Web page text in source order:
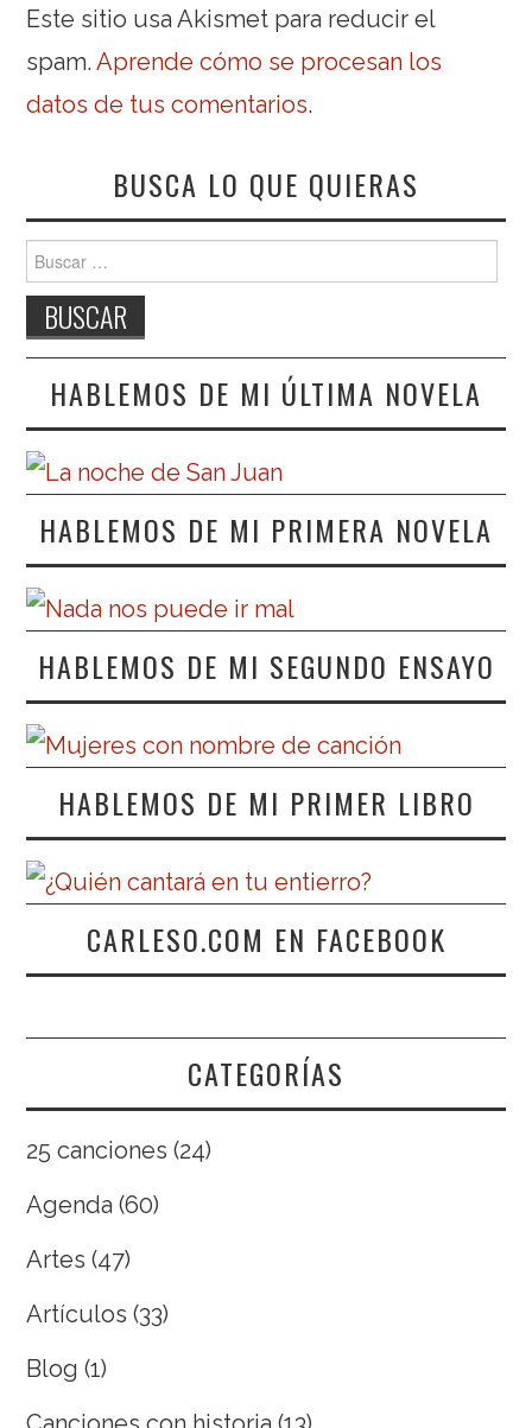
Este sitio usa Akismet para reducir el
spam.Aprende cómo se procesan los
datos de tus comentarios.
BUSCA LO QUE QUIERAS
Buscar:
HABLEMOS DE MI ÚLTIMA NOVELA
HABLEMOS DE MI PRIMERA NOVELA
HABLEMOS DE MI SEGUNDO ENSAYO
HABLEMOS DE MI PRIMER LIBRO
CARLESO.COM EN FACEBOOK
CATEGORÍAS
25 canciones (24)
Agenda (60)
Artes (47)
Artículos (33)
Blog (1)